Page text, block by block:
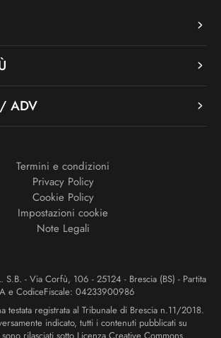
ADV
Termini e condizioni
Privacy Policy
Cookie Policy
Impostazioni cookie
Note Legali
S.B. - Via Corfù, 106 - 25124 - Brescia (BS) - Partita
e CodiceFiscale: 04233900986
testata registrata al Tribunale di Brescia n.11/2018.
indicato, tutti i contenuti pubblicati su